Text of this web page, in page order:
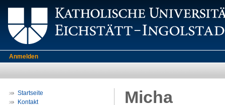
Anmelden
Startseite
Kontakt
Micha